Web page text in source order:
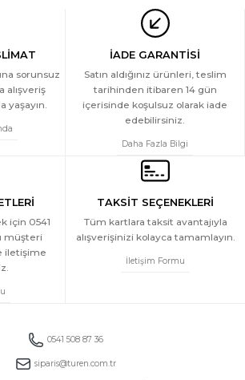
sorunsuz
alışveriş
yaşayın.
İADE GARANTİSİ
Satın aldığınız ürünleri, teslim
tarihinden itibaren 14 gün
içerisinde koşulsuz olarak iade
edebilirsiniz.
Daha Fazla Bilgi
için 0541
müşteri
iletişime
TAKSİT SEÇENEKLERİ
Tüm kartlara taksit avantajıyla
alışverişinizi kolayca tamamlayın.
İletişim Formu
0541 508 87 36
siparis@turen.com.tr